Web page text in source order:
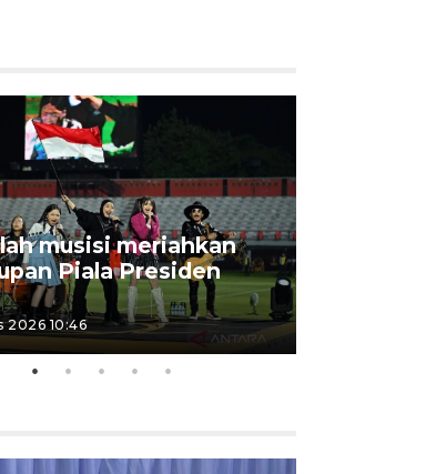
musisi meriahkan
Piala Presiden
2026 10:46